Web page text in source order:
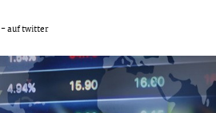
- auf twitter